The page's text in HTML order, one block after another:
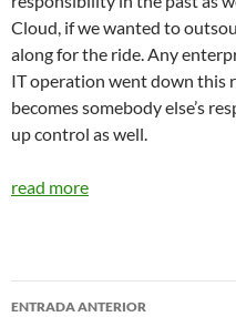
Cloud, if we wanted to
along for the ride. Any
IT operation went down this
becomes somebody else’s
up control as well.
read more
Navegador
ENTRADA ANTERIOR